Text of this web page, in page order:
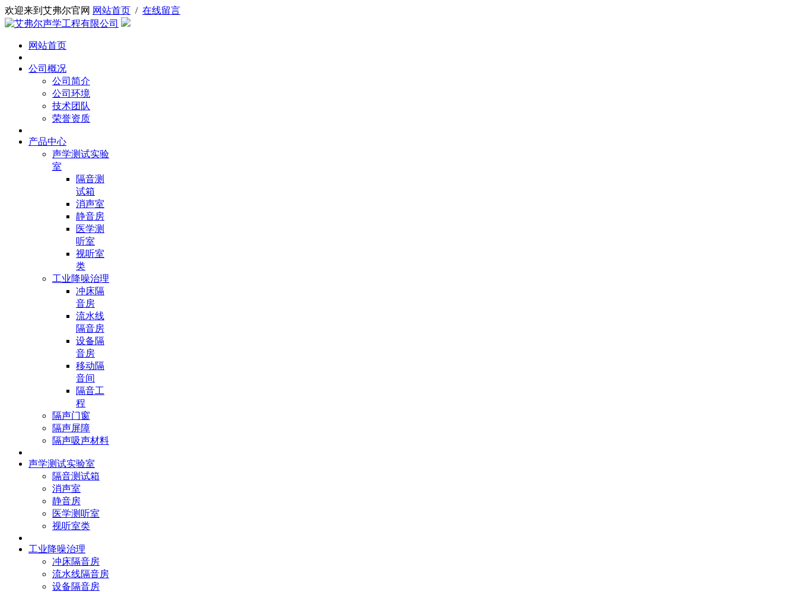
欢迎来到艾弗尔官网 网站首页 / 在线留言
网站首页
公司概况
公司简介
公司环境
技术团队
荣誉资质
产品中心
声学测试实验
室
隔音测
试箱
消声室
静音房
医学测
听室
视听室
类
工业降噪治理
冲床隔
音房
流水线
隔音房
设备隔
音房
移动隔
音间
隔音工
程
隔声门窗
隔声屏障
隔声吸声材料
声学测试实验室
隔音测试箱
消声室
静音房
医学测听室
视听室类
工业降噪治理
冲床隔音房
流水线隔音房
设备隔音房